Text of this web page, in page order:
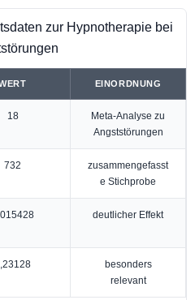
zur Hypnotherapie bei
EINORDNUNG
18
Meta-Analyse zu
Angststörungen
732
zusammengefasst
e Stichprobe
deutlicher Effekt
besonders
relevant